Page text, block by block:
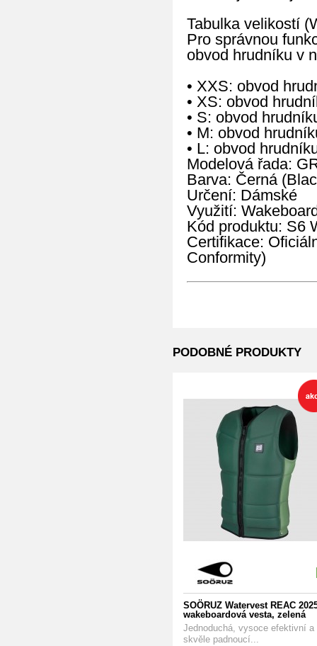
Tabulka velikostí
Pro správnou
obvod hrudníku v
• XXS: obvod
• XS: obvod
• S: obvod
• M: obvod
• L: obvod
Modelová řada:
Barva: Černá
Určení: Dámské
Využití:
Kód produktu: S6
Certifikace:
Conformity)
PODOBNÉ PRODUKTY
SOÖRUZ Watervest REAC
wakeboardová vesta, zelená
Jednoduchá, vysoce efektivní a
skvěle padnoucí...